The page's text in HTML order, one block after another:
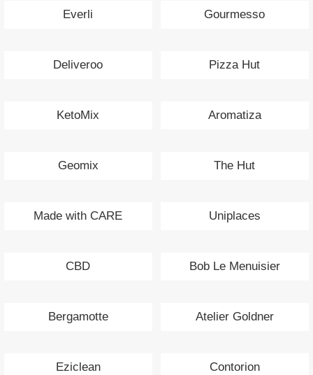
Everli Gourmesso
Deliveroo Pizza Hut
KetoMix Aromatiza
Geomix The Hut
Made with CARE Uniplaces
CBD Bob Le Menuisier
Bergamotte Atelier Goldner
Eziclean Contorion